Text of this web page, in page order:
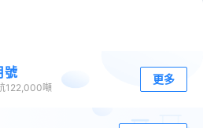
號
122,000噸
更多